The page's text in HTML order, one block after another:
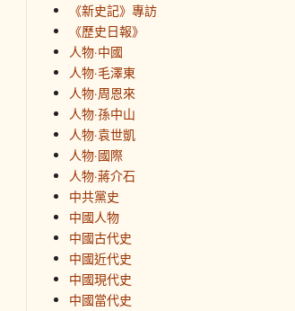
《新史記》專訪
《歷史日報》
人物·中國
人物·毛澤東
人物·周恩來
人物·孫中山
人物·袁世凱
人物·國際
人物·蔣介石
中共黨史
中國人物
中國古代史
中國近代史
中國現代史
中國當代史